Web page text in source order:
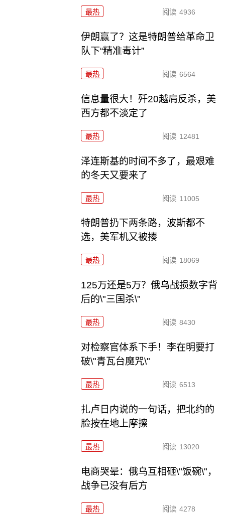
最热 阅读 4936
伊朗赢了？这是特朗普给革命卫
队下“精准毒计”
最热 阅读 6564
信息量很大！歼20越肩反杀，美
西方都不淡定了
最热 阅读 12481
泽连斯基的时间不多了，最艰难
的冬天又要来了
最热 阅读 11005
特朗普扔下两条路，波斯都不
选，美军机又被揍
最热 阅读 18069
125万还是5万？俄乌战损数字背
后的\"三国杀\"
最热 阅读 8430
对检察官体系下手！李在明要打
破\"青瓦台魔咒\"
最热 阅读 6513
扎卢日内说的一句话，把北约的
脸按在地上摩擦
最热 阅读 13020
电商哭晕：俄乌互相砸\"饭碗\"，
战争已没有后方
最热 阅读 4278